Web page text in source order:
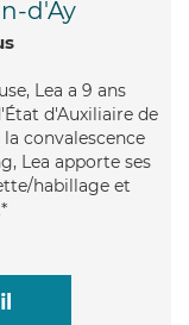
d'Ay
Lea a 9 ans
d'Auxiliaire de
convalescence
Lea apporte ses
habillage et